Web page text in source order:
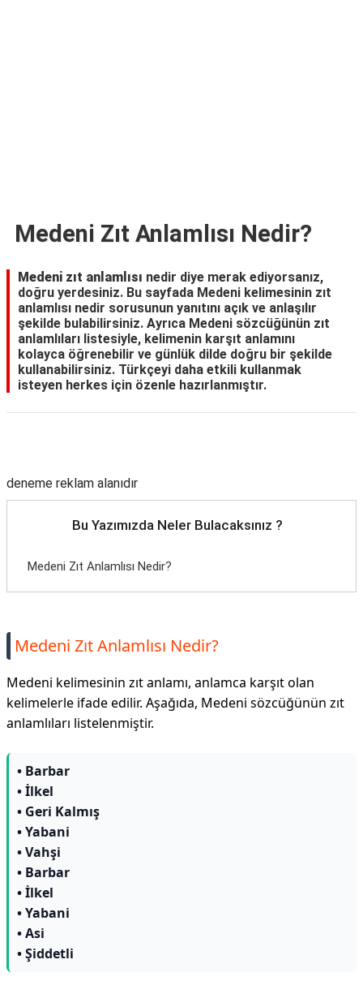
Medeni Zıt Anlamlısı Nedir?
Medeni zıt anlamlısı nedir diye merak ediyorsanız,
doğru yerdesiniz. Bu sayfada Medeni kelimesinin zıt
anlamlısı nedir sorusunun yanıtını açık ve anlaşılır
şekilde bulabilirsiniz. Ayrıca Medeni sözcüğünün zıt
anlamlıları listesiyle, kelimenin karşıt anlamını
kolayca öğrenebilir ve günlük dilde doğru bir şekilde
kullanabilirsiniz. Türkçeyi daha etkili kullanmak
isteyen herkes için özenle hazırlanmıştır.
deneme reklam alanıdır
Bu Yazımızda Neler Bulacaksınız ?
Medeni Zıt Anlamlısı Nedir?
Medeni Zıt Anlamlısı Nedir?
Medeni kelimesinin zıt anlamı, anlamca karşıt olan
kelimelerle ifade edilir. Aşağıda, Medeni sözcüğünün zıt
anlamlıları listelenmiştir.
• Barbar
• İlkel
• Geri Kalmış
• Yabani
• Vahşi
• Barbar
• İlkel
• Yabani
• Asi
• Şiddetli